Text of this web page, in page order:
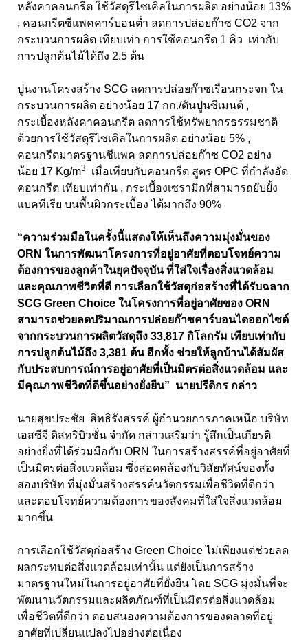
หลังคาคอนกรีต ใช้วัสดุรีไซเคิลในการผลิต อย่างน้อย 13%
, คอนกรีตซีแพคคาร์บอนต่ำ ลดการปล่อยก๊าซ CO2 จาก
กระบวนการผลิต เทียบเท่า การใช้คอนกรีต 1 คิว เท่ากับ
การปลูกต้นไม้ได้ถึง 2.5 ต้น
ปูนงานโครงสร้าง SCG ลดการปล่อยก๊าซเรือนกระจก ใน
กระบวนการผลิต อย่างน้อย 17 กก./ตันปูนซีเมนต์ ,
กระเบื้องหลังคาคอนกรีต ลดการใช้ทรัพยากรธรรมชาติ
ด้วยการใช้วัสดุรีไซเคิลในการผลิต อย่างน้อย 5% ,
คอนกรีตมาตรฐานชีแพค ลดการปล่อยก๊าซ CO2 อย่าง
น้อย 17 Kg/m3 เมื่อเทียบกับคอนกรีต สูตร OPC ที่กำลังอัด
คอนกรีต เทียบเท่ากัน , กระเบื้องเซรามิกที่สามารถยับยั้ง
แบคทีเรีย บนพื้นผิวกระเบื้อง ได้มากถึง 90%
“ความร่วมมือในครั้งนี้แสดงให้เห็นถึงความมุ่งมั่นของ
ORN ในการพัฒนาโครงการที่อยู่อาศัยที่ตอบโจทย์ความ
ต้องการของลูกค้าในยุคปัจจุบัน ที่ใส่ใจเรื่องสิ่งแวดล้อม
และคุณภาพชีวิตที่ดี การเลือกใช้วัสดุก่อสร้างที่ได้รับฉลาก
SCG Green Choice ในโครงการที่อยู่อาศัยของ ORN
สามารถช่วยลดปริมาณการปล่อยก๊าซคาร์บอนไดออกไซด์
จากกระบวนการผลิตวัสดุถึง 33,817 กิโลกรัม เทียบเท่ากับ
การปลูกต้นไม้ถึง 3,381 ต้น อีกทั้ง ช่วยให้ลูกบ้านได้สัมผัส
กับประสบการณ์การอยู่อาศัยที่เป็นมิตรต่อสิ่งแวดล้อม และ
มีคุณภาพชีวิตที่ดีขึ้นอย่างยั่งยืน” นายปรีดิกร กล่าว
นายสุขประชัย สิทธิรังสรรค์ ผู้อำนวยการภาคเหนือ บริษัท
เอสซีจี ดิสทริบิวชั่น จำกัด กล่าวเสริมว่า รู้สึกเป็นเกียรติ
อย่างยิ่งที่ได้ร่วมมือกับ ORN ในการสร้างสรรค์ที่อยู่อาศัยที่
เป็นมิตรต่อสิ่งแวดล้อม ซึ่งสอดคล้องกับวิสัยทัศน์ของทั้ง
สองบริษัท ที่มุ่งมั่นสร้างสรรค์นวัตกรรมเพื่อชีวิตที่ดีกว่า
และตอบโจทย์ความต้องการของสังคมที่ใส่ใจสิ่งแวดล้อม
มากขึ้น
การเลือกใช้วัสดุก่อสร้าง Green Choice ไม่เพียงแต่ช่วยลด
ผลกระทบต่อสิ่งแวดล้อมเท่านั้น แต่ยังเป็นการสร้าง
มาตรฐานใหม่ในการอยู่อาศัยที่ยั่งยืน โดย SCG มุ่งมั่นที่จะ
พัฒนานวัตกรรมและผลิตภัณฑ์ที่เป็นมิตรต่อสิ่งแวดล้อม
เพื่อชีวิตที่ดีกว่า ตอบสนองความต้องการของตลาดที่อยู่
อาศัยที่เปลี่ยนแปลงไปอย่างต่อเนื่อง